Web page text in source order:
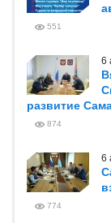
551
6
развитие
874
6
774